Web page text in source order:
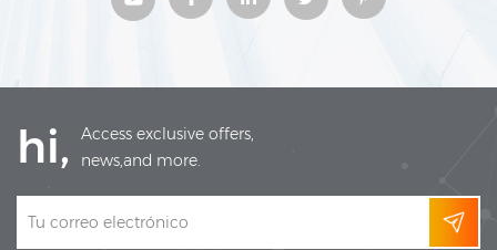
hi,
Access exclusive offers,
news,and more.